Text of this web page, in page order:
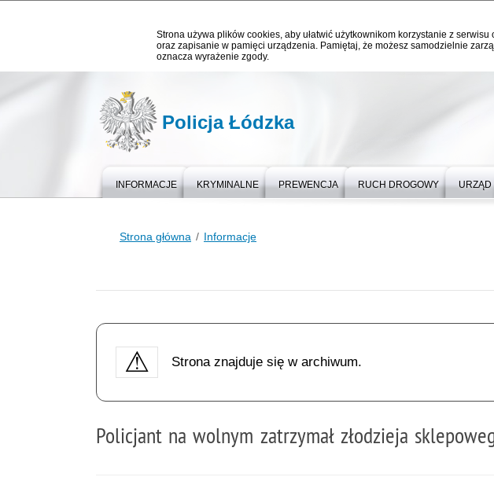
Strona używa plików cookies, aby ułatwić użytkownikom korzystanie z
oraz zapisanie w pamięci urządzenia. Pamiętaj, że możesz samodzielnie
oznacza wyrażenie zgody.
Policja Łódzka
INFORMACJE KRYMINALNE PREWENCJA RUCH DROGOWY URZĄD
Strona główna Informacje
Strona znajduje się w archiwum.
Policjant na wolnym zatrzymał złodzieja